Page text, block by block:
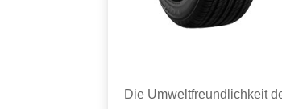
Die Umweltfreundlichkeit